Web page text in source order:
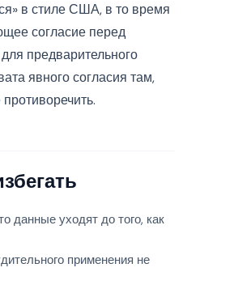
в стиле США, в то время
согласие перед
предварительного
явного согласия там,
данные уходят до того, как
применения не